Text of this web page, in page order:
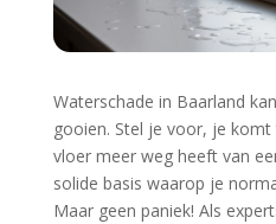
Waterschade in Baarland
gooien.​ Stel je voor, je
vloer meer weg heeft van
solide basis waarop je
Maar geen paniek! Als